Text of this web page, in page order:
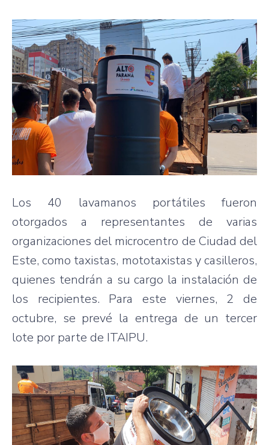
Los 40 lavamanos portátiles fueron
otorgados a representantes de varias
organizaciones del microcentro de Ciudad del
Este, como taxistas, mototaxistas y casilleros,
quienes tendrán a su cargo la instalación de
los recipientes. Para este viernes, 2 de
octubre, se prevé la entrega de un tercer
lote por parte de ITAIPU.